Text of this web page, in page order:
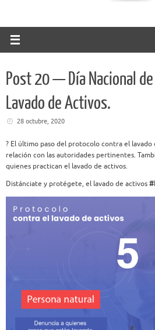
Post 20 — Día Nacional
Lavado de Activos.
28 octubre, 2020
? El último paso del protocolo contra el lavado
relación con las autoridades pertinentes.
quienes practican el lavado de activos.
Distánciate y protégete, el lavado de activos